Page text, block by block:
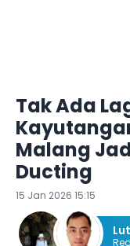
Tak Ada
Malang
Ducting
15 Jan 2026 15:15